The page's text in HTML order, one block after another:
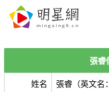
張睿
姓名 張睿（英文名